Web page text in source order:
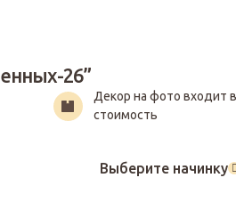
26”
Декор на фото входит в
стоимость
Выберите начинку